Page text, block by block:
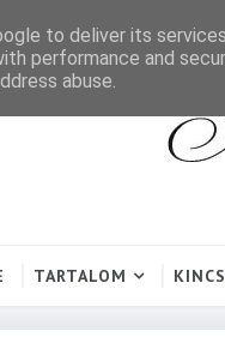
TARTALOM
to deliver its
performance and
abuse.